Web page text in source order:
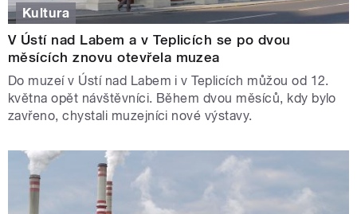
Kultura
V Ústí nad Labem a v Teplicích se po dvou
měsících znovu otevřela muzea
Do muzeí v Ústí nad Labem i v Teplicích můžou od 12.
května opět návštěvníci. Během dvou měsíců, kdy bylo
zavřeno, chystali muzejníci nové výstavy.